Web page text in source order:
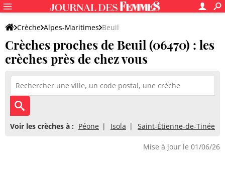
Crèche Alpes-Maritimes Beuil
Crèches proches de Beuil (06470) : les
crèches près de chez vous
Voir les crèches à : Péone Isola Saint-Étienne-de-Tinée
Mise à jour le 01/06/26